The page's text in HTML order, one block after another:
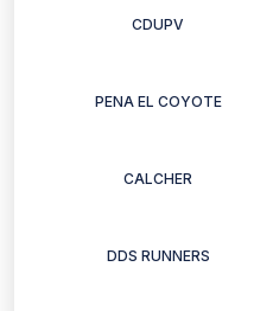
CDUPV
PENA EL COYOTE
CALCHER
DDS RUNNERS